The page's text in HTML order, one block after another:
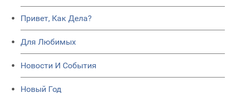
Привет, Как Дела?
Для Любимых
Новости И События
Новый Год